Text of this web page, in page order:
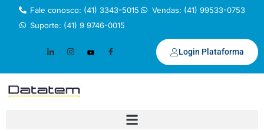
Fale conosco: (41) 3343-5015
Vendas: (41) 99533-0753
Suporte: (41) 9 9746-0015
Login Plataforma